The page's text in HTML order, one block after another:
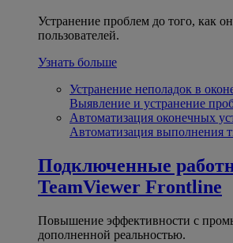
Устранение проблем до того, как
пользователей.
Узнать больше
Устранение неполадок в
Выявление и устранение
Автоматизация оконечных
Автоматизация выполнения
Подключенные
TeamViewer Frontline
Повышение эффективности с
дополненной реальностью.